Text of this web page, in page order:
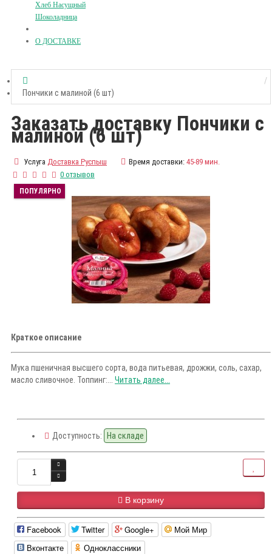
Хлеб Насущный
Шоколадница
О ДОСТАВКЕ
Пончики с малиной (6 шт)
Заказать доставку Пончики с
малиной (6 шт)
Услуга Доставка Руспыш Время доставки: 45-89 мин.
0 отзывов
ПОПУЛЯРНО
Краткое описание
Мука пшеничная высшего сорта, вода питьевая, дрожжи, соль, сахар,
масло сливочное. Топпинг:... Читать далее...
Доступность: На складе
В корзину
Facebook Twitter Google+
Мой Мир
Вконтакте
Одноклассники